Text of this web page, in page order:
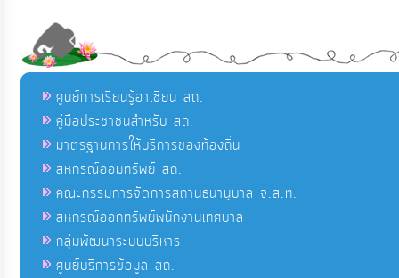
ศูนย์การเรียนรู้อาเซียน สถ.
คู่มือประชาชนสำหรับ สถ.
มาตรฐานการให้บริการของท้องถิ่น
สหกรณ์ออมทรัพย์ สถ.
คณะกรรมการจัดการสถานธนานุบาล จ.ส.ท.
สหกรณ์ออกทรัพย์พนักงานเทศบาล
กลุ่มพัฒนาระบบบริหาร
ศูนย์บริการข้อมูล สถ.